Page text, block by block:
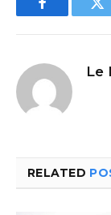
Facebook
Le
RELATED